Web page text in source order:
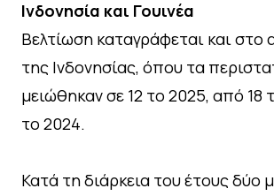
Ινδονησία και Γουινέα
Βελτίωση καταγράφεται και στο
της Ινδονησίας, όπου τα
μειώθηκαν σε 12 το 2025, από 18
το 2024.
Κατά τη διάρκεια του έτους δύο